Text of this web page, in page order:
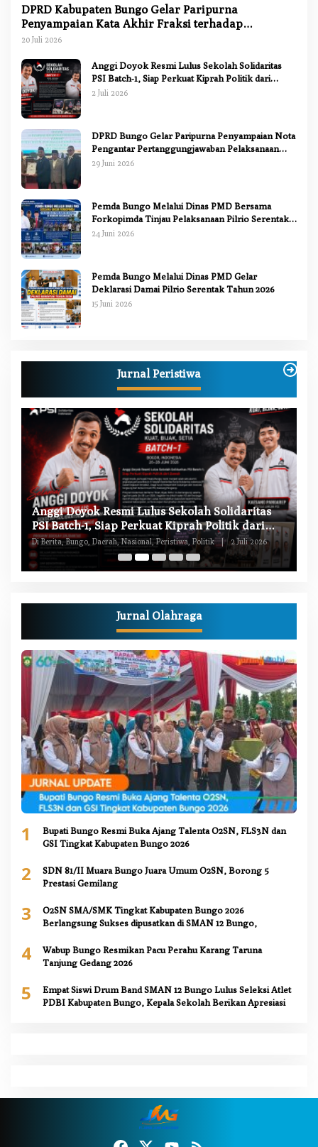
DPRD Kabupaten Bungo Gelar Paripurna
Penyampaian Kata Akhir Fraksi terhadap
Ranperda Pertanggungjawaban APBD 2025
20 Juli 2026
Anggi Doyok Resmi Lulus Sekolah Solidaritas
PSI Batch-1, Siap Perkuat Kiprah Politik dari
Daerah
2 Juli 2026
DPRD Bungo Gelar Paripurna Penyampaian Nota
Pengantar Pertanggungjawaban Pelaksanaan
APBD 2025
29 Juni 2026
Pemda Bungo Melalui Dinas PMD Bersama
Forkopimda Tinjau Pelaksanaan Pilrio Serentak
2026
24 Juni 2026
Pemda Bungo Melalui Dinas PMD Gelar
Deklarasi Damai Pilrio Serentak Tahun 2026
15 Juni 2026
Jurnal Peristiwa
Anggi Doyok Resmi Lulus Sekolah Solidaritas
PSI Batch-1, Siap Perkuat Kiprah Politik dari
Daerah
Di Berita, Bungo, Daerah, Nasional, Peristiwa, Politik | 2 Juli 2026
Jurnal Olahraga
1
Bupati Bungo Resmi Buka Ajang Talenta O2SN, FLS3N dan
GSI Tingkat Kabupaten Bungo 2026
2
SDN 81/II Muara Bungo Juara Umum O2SN, Borong 5
Prestasi Gemilang
3
O2SN SMA/SMK Tingkat Kabupaten Bungo 2026
Berlangsung Sukses dipusatkan di SMAN 12 Bungo,
4
Wabup Bungo Resmikan Pacu Perahu Karang Taruna
Tanjung Gedang 2026
5
Empat Siswi Drum Band SMAN 12 Bungo Lulus Seleksi Atlet
PDBI Kabupaten Bungo, Kepala Sekolah Berikan Apresiasi